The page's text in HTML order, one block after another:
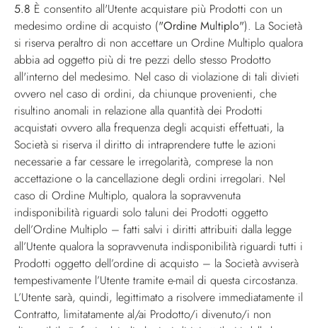
5.8 È consentito all'Utente acquistare più Prodotti con un
medesimo ordine di acquisto ("Ordine Multiplo"). La Società
si riserva peraltro di non accettare un Ordine Multiplo qualora
abbia ad oggetto più di tre pezzi dello stesso Prodotto
all'interno del medesimo. Nel caso di violazione di tali divieti
ovvero nel caso di ordini, da chiunque provenienti, che
risultino anomali in relazione alla quantità dei Prodotti
acquistati ovvero alla frequenza degli acquisti effettuati, la
Società si riserva il diritto di intraprendere tutte le azioni
necessarie a far cessare le irregolarità, comprese la non
accettazione o la cancellazione degli ordini irregolari. Nel
caso di Ordine Multiplo, qualora la sopravvenuta
indisponibilità riguardi solo taluni dei Prodotti oggetto
dell’Ordine Multiplo – fatti salvi i diritti attribuiti dalla legge
all’Utente qualora la sopravvenuta indisponibilità riguardi tutti i
Prodotti oggetto dell’ordine di acquisto – la Società avviserà
tempestivamente l’Utente tramite e-mail di questa circostanza.
L’Utente sarà, quindi, legittimato a risolvere immediatamente il
Contratto, limitatamente al/ai Prodotto/i divenuto/i non